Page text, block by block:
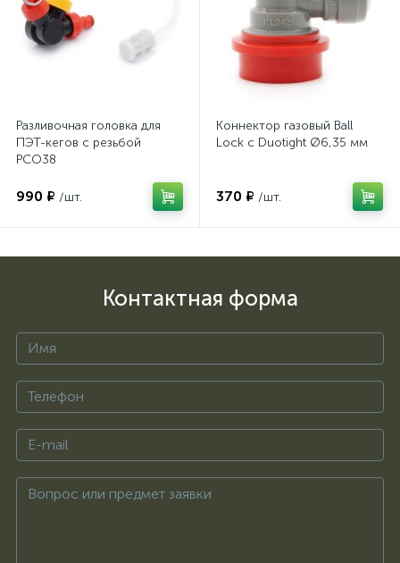
Разливочная головка для
ПЭТ-кегов с резьбой
PCO38
990 ₽ /шт.
Коннектор газовый Ball
Lock с Duotight Ø6,35 мм
370 ₽ /шт.
Контактная форма